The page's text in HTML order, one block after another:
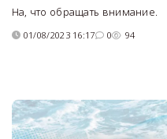
На, что обращать внимание.
01/08/2023 16:17 0 94